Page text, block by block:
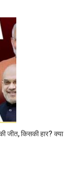
जीत, किसकी हार? क्या